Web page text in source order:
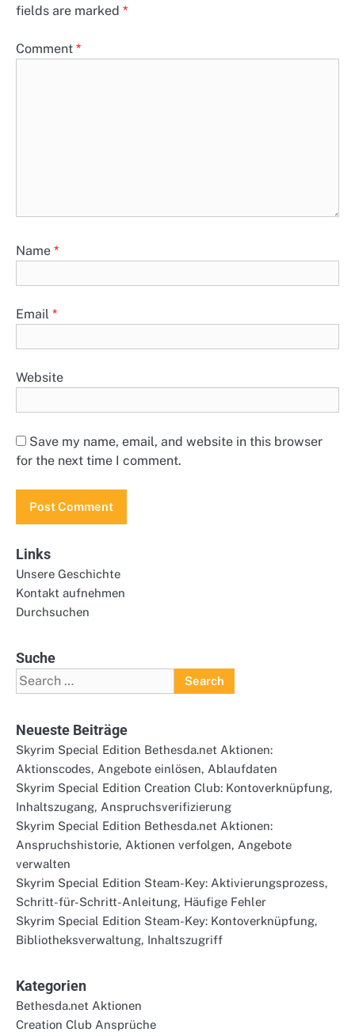
fields are marked *
Comment *
Name *
Email *
Website
Save my name, email, and website in this browser
for the next time I comment.
Links
Unsere Geschichte
Kontakt aufnehmen
Durchsuchen
Suche
Search
for:
Neueste Beiträge
Skyrim Special Edition Bethesda.net Aktionen:
Aktionscodes, Angebote einlösen, Ablaufdaten
Skyrim Special Edition Creation Club: Kontoverknüpfung,
Inhaltszugang, Anspruchsverifizierung
Skyrim Special Edition Bethesda.net Aktionen:
Anspruchshistorie, Aktionen verfolgen, Angebote
verwalten
Skyrim Special Edition Steam-Key: Aktivierungsprozess,
Schritt-für-Schritt-Anleitung, Häufige Fehler
Skyrim Special Edition Steam-Key: Kontoverknüpfung,
Bibliotheksverwaltung, Inhaltszugriff
Kategorien
Bethesda.net Aktionen
Creation Club Ansprüche